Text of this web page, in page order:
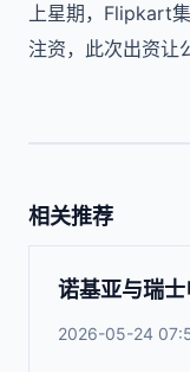
上星期，Flipkart
注资，此次出资让
相关推荐
诺基亚与瑞
2026-05-24